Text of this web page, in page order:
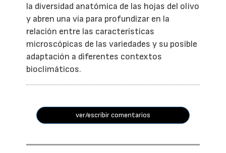
la diversidad anatómica de las hojas del olivo
y abren una vía para profundizar en la
relación entre las características
microscópicas de las variedades y su posible
adaptación a diferentes contextos
bioclimáticos.
ver/escribir comentarios